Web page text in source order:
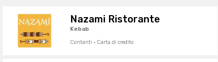
Nazami Ristorante
Kebab
Contanti · Carta di credito